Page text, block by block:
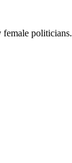
female politicians.